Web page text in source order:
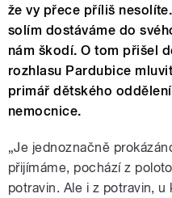
že vy přece příliš
solím dostáváme do
nám škodí. O tom přišel
rozhlasu Pardubice
primář dětského
nemocnice.
„Je jednoznačně
přijímáme, pochází z
potravin. Ale i z potravin,